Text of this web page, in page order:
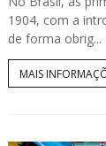
1904, com a
de forma obrig...
MAIS